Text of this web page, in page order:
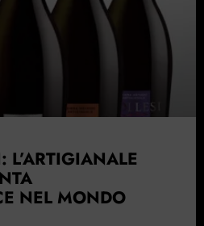
L’ARTIGIANALE
NEL MONDO